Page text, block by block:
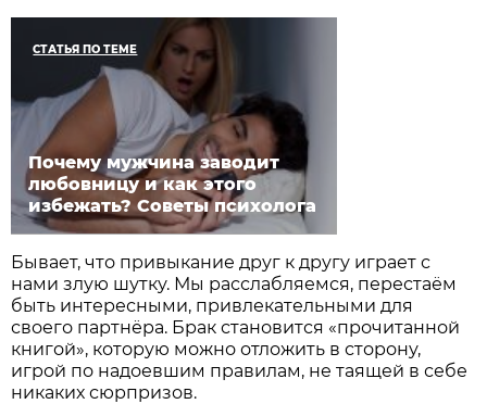
СТАТЬЯ ПО ТЕМЕ
Почему мужчина заводит
любовницу и как этого
избежать? Советы психолога
Бывает, что привыкание друг к другу играет с
нами злую шутку. Мы расслабляемся, перестаём
быть интересными, привлекательными для
своего партнёра. Брак становится «прочитанной
книгой», которую можно отложить в сторону,
игрой по надоевшим правилам, не таящей в себе
никаких сюрпризов.